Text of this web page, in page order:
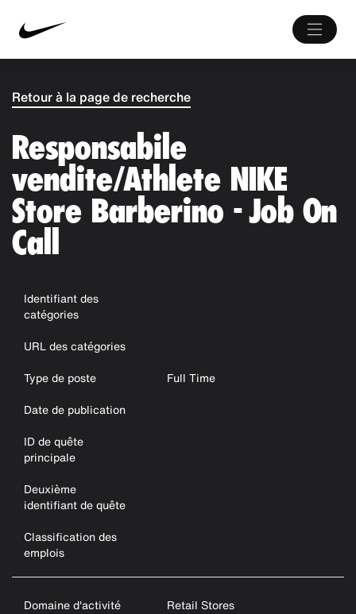
Retour à la page de recherche
Responsabile
vendite/Athlete NIKE
Store Barberino - Job On
Call
Identifiant des
catégories
URL des catégories
Type de poste
Full Time
Date de publication
ID de quête
principale
Deuxième
identifiant de quête
Classification des
emplois
Domaine d'activité
Retail Stores